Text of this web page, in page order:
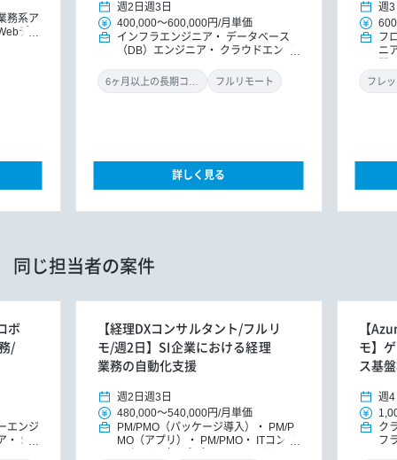
務系ア
デ
週2日 週3日
400,000～600,000円/月単価
インフラエンジニア
データベース
（DB）エンジニア
クラウドエンジ
フルリモート
詳しく見る
週3
フ
ニ
フレ
同じ担当者の案件
ボ
/
エンジ
SR
【経理DXコンサルタント/フルリ
モ/週2日】SI企業における経理
業務の自動化支援
週2日 週3日
480,000～540,000円/月単価
PM/PMO（パッケージ導入）
PM/P
MO（アプリ）
PM/PMO
ITコンサ
【
モ】
ス基
週4
ク
フ